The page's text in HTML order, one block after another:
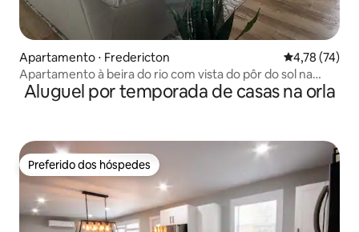
Apartamento ⋅ Fredericton 4,78 de uma
4,78 (74)
Apartamento à beira do rio com vista do pôr do sol na
cama
Aluguel por temporada de casas na orla
Preferido dos hóspedes
Preferido dos hóspedes